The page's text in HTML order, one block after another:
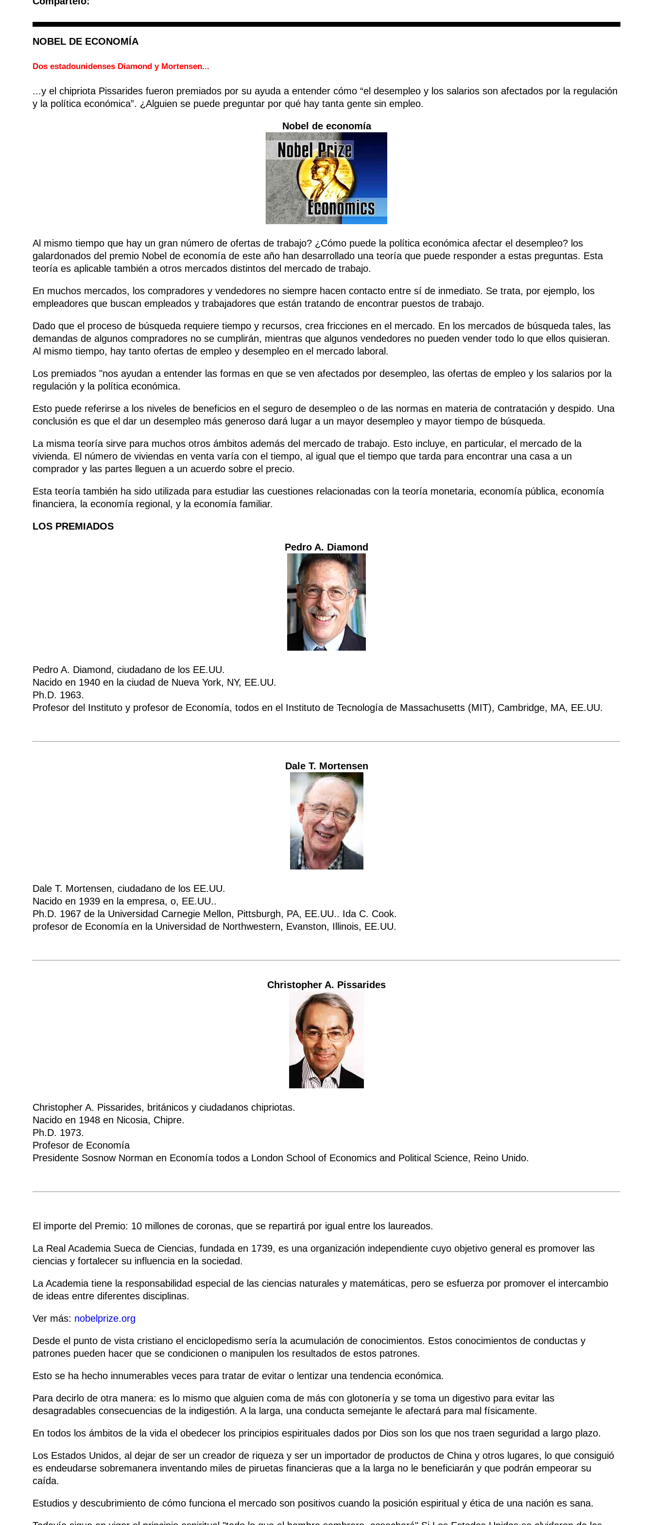
NOBEL DE ECONOMÍA
Dos estadounidenses Diamond y Mortensen...
...y el chipriota Pissarides fueron premiados por su ayuda a entender cómo “el desempleo y los salarios son afectados por la regulación
y la política económica”. ¿Alguien se puede preguntar por qué hay tanta gente sin empleo.
Nobel de economía
Al mismo tiempo que hay un gran número de ofertas de trabajo? ¿Cómo puede la política económica afectar el desempleo? los
galardonados del premio Nobel de economía de este año han desarrollado una teoría que puede responder a estas preguntas. Esta
teoría es aplicable también a otros mercados distintos del mercado de trabajo.
En muchos mercados, los compradores y vendedores no siempre hacen contacto entre sí de inmediato. Se trata, por ejemplo, los
empleadores que buscan empleados y trabajadores que están tratando de encontrar puestos de trabajo.
Dado que el proceso de búsqueda requiere tiempo y recursos, crea fricciones en el mercado. En los mercados de búsqueda tales, las
demandas de algunos compradores no se cumplirán, mientras que algunos vendedores no pueden vender todo lo que ellos quisieran.
Al mismo tiempo, hay tanto ofertas de empleo y desempleo en el mercado laboral.
Los premiados "nos ayudan a entender las formas en que se ven afectados por desempleo, las ofertas de empleo y los salarios por la
regulación y la política económica.
Esto puede referirse a los niveles de beneficios en el seguro de desempleo o de las normas en materia de contratación y despido. Una
conclusión es que el dar un desempleo más generoso dará lugar a un mayor desempleo y mayor tiempo de búsqueda.
La misma teoría sirve para muchos otros ámbitos además del mercado de trabajo. Esto incluye, en particular, el mercado de la
vivienda. El número de viviendas en venta varía con el tiempo, al igual que el tiempo que tarda para encontrar una casa a un
comprador y las partes lleguen a un acuerdo sobre el precio.
Esta teoría también ha sido utilizada para estudiar las cuestiones relacionadas con la teoría monetaria, economía pública, economía
financiera, la economía regional, y la economía familiar.
LOS PREMIADOS
Pedro A. Diamond
Pedro A. Diamond, ciudadano de los EE.UU.
Nacido en 1940 en la ciudad de Nueva York, NY, EE.UU.
Ph.D. 1963.
Profesor del Instituto y profesor de Economía, todos en el Instituto de Tecnología de Massachusetts (MIT), Cambridge, MA, EE.UU.
Dale T. Mortensen
Dale T. Mortensen, ciudadano de los EE.UU.
Nacido en 1939 en la empresa, o, EE.UU..
Ph.D. 1967 de la Universidad Carnegie Mellon, Pittsburgh, PA, EE.UU.. Ida C. Cook.
profesor de Economía en la Universidad de Northwestern, Evanston, Illinois, EE.UU.
Christopher A. Pissarides
Christopher A. Pissarides, británicos y ciudadanos chipriotas.
Nacido en 1948 en Nicosia, Chipre.
Ph.D. 1973.
Profesor de Economía
Presidente Sosnow Norman en Economía todos a London School of Economics and Political Science, Reino Unido.
El importe del Premio: 10 millones de coronas, que se repartirá por igual entre los laureados.
La Real Academia Sueca de Ciencias, fundada en 1739, es una organización independiente cuyo objetivo general es promover las
ciencias y fortalecer su influencia en la sociedad.
La Academia tiene la responsabilidad especial de las ciencias naturales y matemáticas, pero se esfuerza por promover el intercambio
de ideas entre diferentes disciplinas.
Ver más: nobelprize.org
Desde el punto de vista cristiano el enciclopedismo sería la acumulación de conocimientos. Estos conocimientos de conductas y
patrones pueden hacer que se condicionen o manipulen los resultados de estos patrones.
Esto se ha hecho innumerables veces para tratar de evitar o lentizar una tendencia económica.
Para decirlo de otra manera: es lo mismo que alguien coma de más con glotonería y se toma un digestivo para evitar las
desagradables consecuencias de la indigestión. A la larga, una conducta semejante le afectará para mal físicamente.
En todos los ámbitos de la vida el obedecer los principios espirituales dados por Dios son los que nos traen seguridad a largo plazo.
Los Estados Unidos, al dejar de ser un creador de riqueza y ser un importador de productos de China y otros lugares, lo que consiguió
es endeudarse sobremanera inventando miles de piruetas financieras que a la larga no le beneficiarán y que podrán empeorar su
caída.
Estudios y descubrimiento de cómo funciona el mercado son positivos cuando la posición espiritual y ética de una nación es sana.